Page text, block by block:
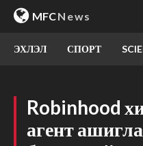
MFCNews
ЭХЛЭЛ СПОРТ
Robinhood
агент